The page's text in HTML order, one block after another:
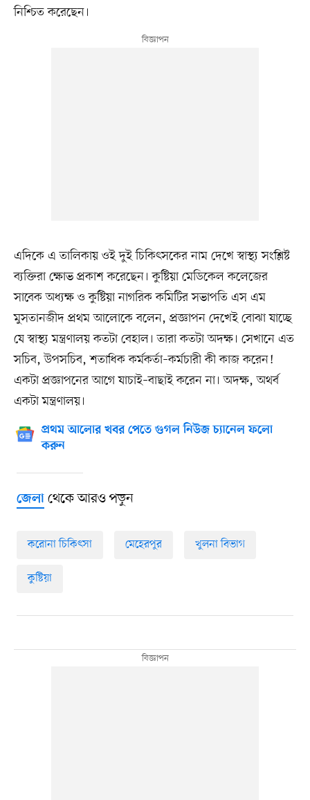
নিশ্চিত করেছেন।
এদিকে এ তালিকায় ওই দুই চিকিৎসকের নাম দেখে স্বাস্থ্য সংশ্লিষ্ট
ব্যক্তিরা ক্ষোভ প্রকাশ করেছেন। কুষ্টিয়া মেডিকেল কলেজের
সাবেক অধ্যক্ষ ও কুষ্টিয়া নাগরিক কমিটির সভাপতি এস এম
মুসতানজীদ প্রথম আলোকে বলেন, প্রজ্ঞাপন দেখেই বোঝা যাচ্ছে
যে স্বাস্থ্য মন্ত্রণালয় কতটা বেহাল। তারা কতটা অদক্ষ। সেখানে এত
সচিব, উপসচিব, শতাধিক কর্মকর্তা–কর্মচারী কী কাজ করেন!
একটা প্রজ্ঞাপনের আগে যাচাই–বাছাই করেন না। অদক্ষ, অথর্ব
একটা মন্ত্রণালয়।
প্রথম আলোর খবর পেতে গুগল নিউজ চ্যানেল ফলো
করুন
জেলাথেকে আরও পড়ুন
করোনা চিকিৎসা মেহেরপুর খুলনা বিভাগ
কুষ্টিয়া